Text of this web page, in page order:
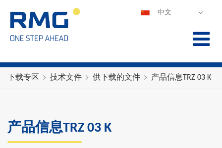
POLSKI
中文
下载专区 技术文件 供下载的文件 产品信息TRZ 03 K
产品信息TRZ 03 K